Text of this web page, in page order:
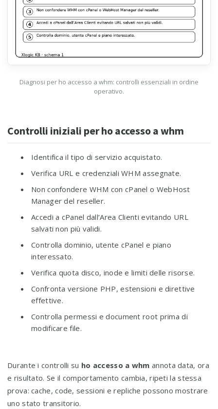
Diagnosi per ho accesso a whm: controlli essenziali in ordine
operativo.
Controlli iniziali per ho accesso a whm
Identifica il tipo di servizio acquistato.
Verifica URL e credenziali WHM assegnate.
Non confondere WHM con cPanel o WebHost
Manager del reseller.
Accedi a cPanel dall’Area Clienti evitando URL
salvati non più validi.
Controlla dominio, utente cPanel e piano
interessato.
Verifica quota disco, inode e limiti delle risorse.
Confronta versione PHP, estensioni e direttive
effettive.
Controlla permessi e document root prima di
modificare file.
Durante i controlli su ho accesso a whm annota data, ora
e risultato. Se il comportamento cambia, ripeti la stessa
prova: cache, code, sessioni e repliche possono mostrare
uno stato transitorio.